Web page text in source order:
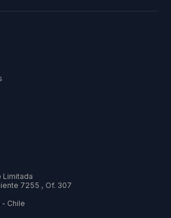
Limitada
7255 , Of. 307
Chile